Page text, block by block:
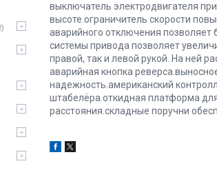
выключатель электродвигателя
высоте.ограничитель скорости
аварийного отключения позволяет
системы привода позволяет
правой, так и левой рукой. На ней
аварийная кнопка
надежность.американский
штабелёра.откидная платформа
расстояния.складные поручни